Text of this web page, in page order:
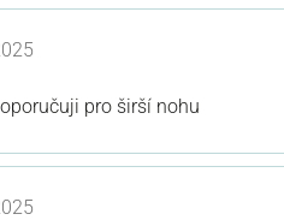
pro širší nohu